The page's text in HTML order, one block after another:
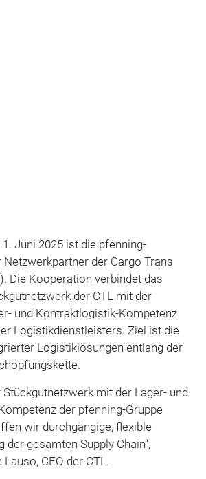
Juni 2025 ist die pfenning-
der Cargo Trans
Die Kooperation verbindet das
der CTL mit der
und Kontraktlogistik-Kompetenz
Logistikdienstleisters. Ziel ist die
Logistiklösungen entlang der
Stückgutnetzwerk mit der Lager- und
der pfenning-Gruppe
wir durchgängige, flexible
der gesamten Supply Chain“,
CEO der CTL.